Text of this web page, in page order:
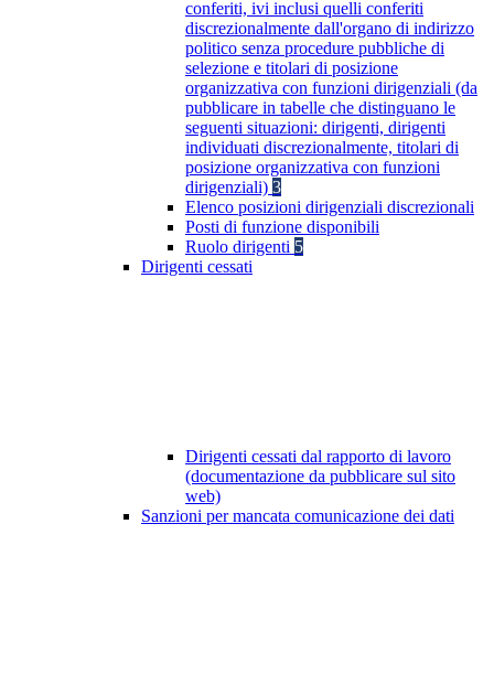
conferiti, ivi inclusi quelli conferiti
discrezionalmente dall'organo di indirizzo
politico senza procedure pubbliche di
selezione e titolari di posizione
organizzativa con funzioni dirigenziali (da
pubblicare in tabelle che distinguano le
seguenti situazioni: dirigenti, dirigenti
individuati discrezionalmente, titolari di
posizione organizzativa con funzioni
dirigenziali) 3
Elenco posizioni dirigenziali discrezionali
Posti di funzione disponibili
Ruolo dirigenti 5
Dirigenti cessati
Dirigenti cessati dal rapporto di lavoro
(documentazione da pubblicare sul sito
web)
Sanzioni per mancata comunicazione dei dati